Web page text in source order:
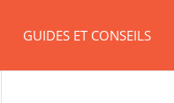
GUIDES ET CONSEILS